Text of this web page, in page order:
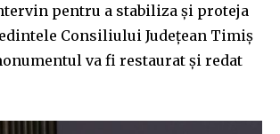
pentru a stabiliza și proteja
Consiliului Județean Timiș
va fi restaurat și redat